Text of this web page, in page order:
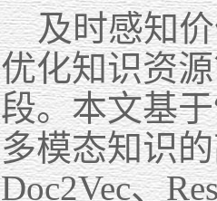
及时感知
优化知识资
段。本文基于
多模态知识
Doc2Vec、